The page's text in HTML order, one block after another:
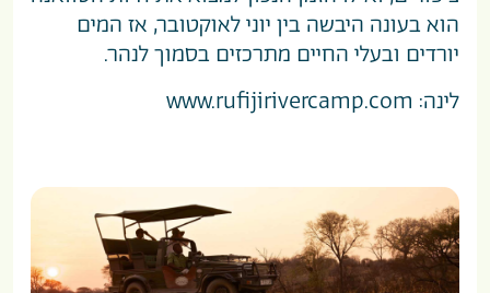
הוא בעונה היבשה בין יוני לאוקטובר, אז המים
יורדים ובעלי החיים מתרכזים בסמוך לנהר.
לינה: www.rufijirivercamp.com